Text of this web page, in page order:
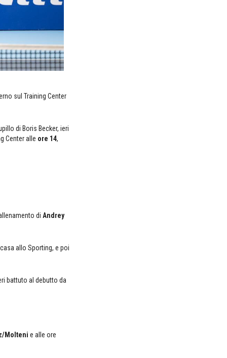
sul Training Center
di Boris Becker, ieri
Center alle ore 14,
di Andrey
allo Sporting, e poi
battuto al debutto da
Molteni e alle ore